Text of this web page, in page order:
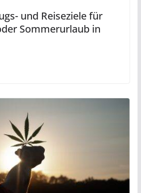
und Reiseziele für
Sommerurlaub in